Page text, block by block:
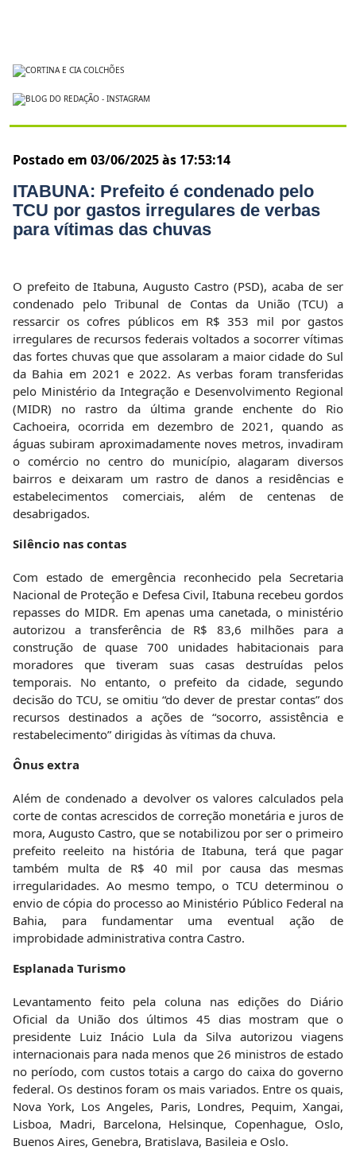
Postado em 03/06/2025 às 17:53:14
ITABUNA: Prefeito é condenado pelo
TCU por gastos irregulares de verbas
para vítimas das chuvas
O prefeito de Itabuna, Augusto Castro (PSD), acaba de ser
condenado pelo Tribunal de Contas da União (TCU) a
ressarcir os cofres públicos em R$ 353 mil por gastos
irregulares de recursos federais voltados a socorrer vítimas
das fortes chuvas que que assolaram a maior cidade do Sul
da Bahia em 2021 e 2022. As verbas foram transferidas
pelo Ministério da Integração e Desenvolvimento Regional
(MIDR) no rastro da última grande enchente do Rio
Cachoeira, ocorrida em dezembro de 2021, quando as
águas subiram aproximadamente noves metros, invadiram
o comércio no centro do município, alagaram diversos
bairros e deixaram um rastro de danos a residências e
estabelecimentos comerciais, além de centenas de
desabrigados.
Silêncio nas contas
Com estado de emergência reconhecido pela Secretaria
Nacional de Proteção e Defesa Civil, Itabuna recebeu gordos
repasses do MIDR. Em apenas uma canetada, o ministério
autorizou a transferência de R$ 83,6 milhões para a
construção de quase 700 unidades habitacionais para
moradores que tiveram suas casas destruídas pelos
temporais. No entanto, o prefeito da cidade, segundo
decisão do TCU, se omitiu “do dever de prestar contas” dos
recursos destinados a ações de “socorro, assistência e
restabelecimento” dirigidas às vítimas da chuva.
Ônus extra
Além de condenado a devolver os valores calculados pela
corte de contas acrescidos de correção monetária e juros de
mora, Augusto Castro, que se notabilizou por ser o primeiro
prefeito reeleito na história de Itabuna, terá que pagar
também multa de R$ 40 mil por causa das mesmas
irregularidades. Ao mesmo tempo, o TCU determinou o
envio de cópia do processo ao Ministério Público Federal na
Bahia, para fundamentar uma eventual ação de
improbidade administrativa contra Castro.
Esplanada Turismo
Levantamento feito pela coluna nas edições do Diário
Oficial da União dos últimos 45 dias mostram que o
presidente Luiz Inácio Lula da Silva autorizou viagens
internacionais para nada menos que 26 ministros de estado
no período, com custos totais a cargo do caixa do governo
federal. Os destinos foram os mais variados. Entre os quais,
Nova York, Los Angeles, Paris, Londres, Pequim, Xangai,
Lisboa, Madri, Barcelona, Helsinque, Copenhague, Oslo,
Buenos Aires, Genebra, Bratislava, Basileia e Oslo.